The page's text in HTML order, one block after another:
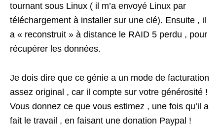
tournant sous Linux ( il m’a envoyé Linux par
téléchargement à installer sur une clé). Ensuite , il
a « reconstruit » à distance le RAID 5 perdu , pour
récupérer les données.
Je dois dire que ce génie a un mode de facturation
assez original , car il compte sur votre générosité !
Vous donnez ce que vous estimez , une fois qu’il a
fait le travail , en faisant une donation Paypal !